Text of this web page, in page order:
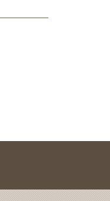
Back to top